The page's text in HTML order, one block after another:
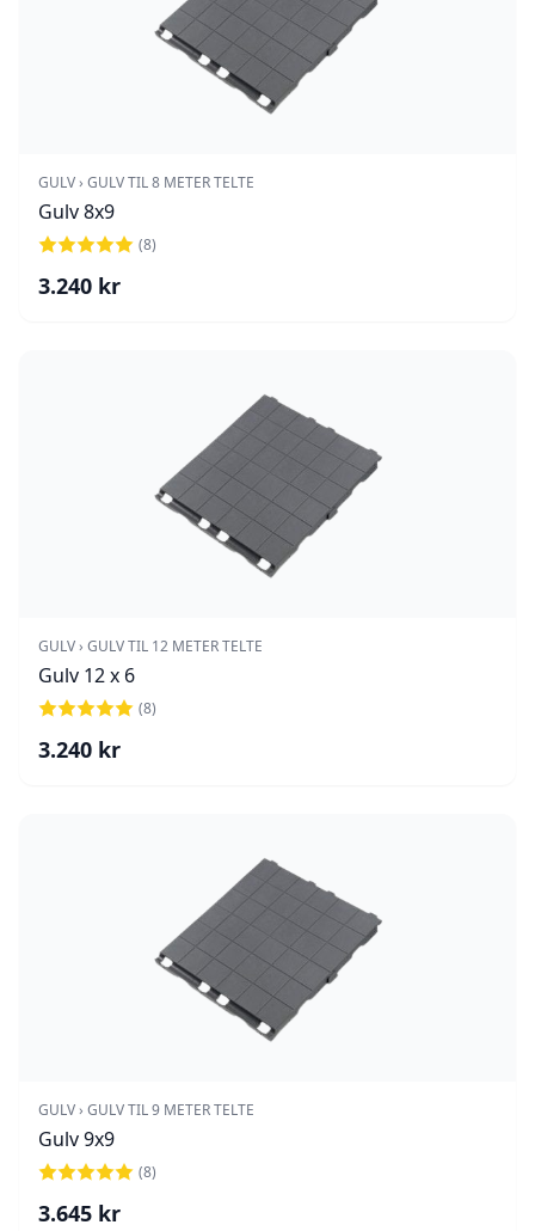
GULV › GULV TIL 8 METER TELTE
Gulv 8x9
(8)
3.240 kr
GULV › GULV TIL 12 METER TELTE
Gulv 12 x 6
(8)
3.240 kr
GULV › GULV TIL 9 METER TELTE
Gulv 9x9
(8)
3.645 kr